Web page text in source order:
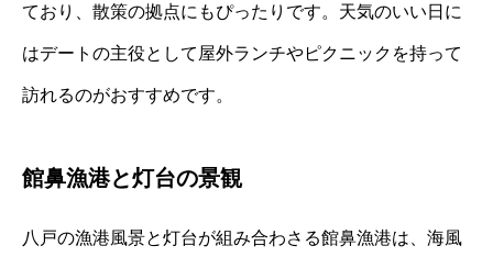
ており、散策の拠点にもぴったりです。天気のいい日に
はデートの主役として屋外ランチやピクニックを持って
訪れるのがおすすめです。
館鼻漁港と灯台の景観
八戸の漁港風景と灯台が組み合わさる館鼻漁港は、海風